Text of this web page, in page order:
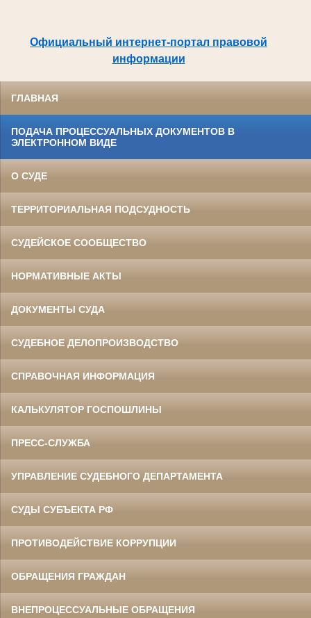
Официальный интернет-портал правовой
информации
ГЛАВНАЯ
ПОДАЧА ПРОЦЕССУАЛЬНЫХ ДОКУМЕНТОВ В
ЭЛЕКТРОННОМ ВИДЕ
О СУДЕ
ТЕРРИТОРИАЛЬНАЯ ПОДСУДНОСТЬ
СУДЕЙСКОЕ СООБЩЕСТВО
НОРМАТИВНЫЕ АКТЫ
ДОКУМЕНТЫ СУДА
СУДЕБНОЕ ДЕЛОПРОИЗВОДСТВО
СПРАВОЧНАЯ ИНФОРМАЦИЯ
КАЛЬКУЛЯТОР ГОСПОШЛИНЫ
ПРЕСС-СЛУЖБА
УПРАВЛЕНИЕ СУДЕБНОГО ДЕПАРТАМЕНТА
СУДЫ СУБЪЕКТА РФ
ПРОТИВОДЕЙСТВИЕ КОРРУПЦИИ
ОБРАЩЕНИЯ ГРАЖДАН
ВНЕПРОЦЕССУАЛЬНЫЕ ОБРАЩЕНИЯ